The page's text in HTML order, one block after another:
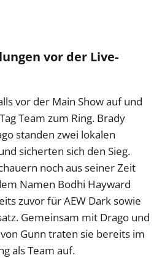
vor der Live-
vor der Main Show auf und
Team zum Ring. Brady
standen zwei lokalen
sicherten sich den Sieg.
noch aus seiner Zeit
Namen Bodhi Hayward
zuvor für AEW Dark sowie
Gemeinsam mit Drago und
Gunn traten sie bereits im
als Team auf.